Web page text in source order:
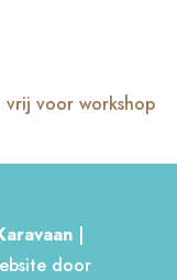
vrij voor workshop
|
door